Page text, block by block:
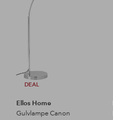
DEAL
Ellos Home
Gulvlampe Canon